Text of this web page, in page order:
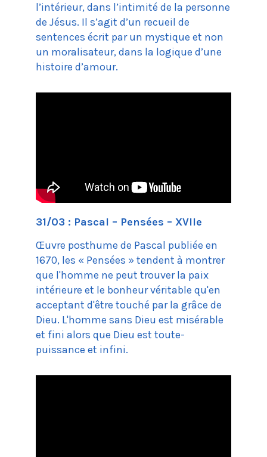
l’intérieur, dans l’intimité de la personne
de Jésus. Il s’agit d’un recueil de
sentences écrit par un mystique et non
un moralisateur, dans la logique d’une
histoire d’amour.
31/03 : Pascal – Pensées – XVIIe
Œuvre posthume de Pascal publiée en
1670, les « Pensées » tendent à montrer
que l'homme ne peut trouver la paix
intérieure et le bonheur véritable qu'en
acceptant d'être touché par la grâce de
Dieu. L'homme sans Dieu est misérable
et fini alors que Dieu est toute-
puissance et infini.